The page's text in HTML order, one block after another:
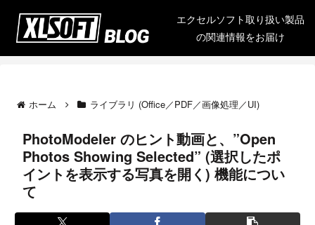
エクセルソフト取り扱い製品
の関連情報をお届け
ホーム ライブラリ (Office／PDF／画像処理／UI)
PhotoModeler のヒント動画と、”Open
Photos Showing Selected” (選択したポ
イントを表示する写真を開く) 機能につい
て